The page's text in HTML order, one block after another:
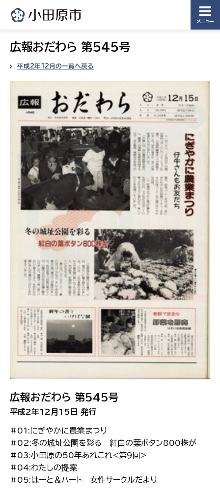
メニュー
広報おだわら 第545号
平成2年12月の一覧へ戻る
広報おだわら 第545号
平成2年12月15日 発行
#01:にぎやかに農業まつり
#02:冬の城址公園を彩る 紅白の葉ボタン800株が
#03:小田原の50年あれこれ<第9回>
#04:わたしの提案
#05:はーと＆ハート 女性サークルだより